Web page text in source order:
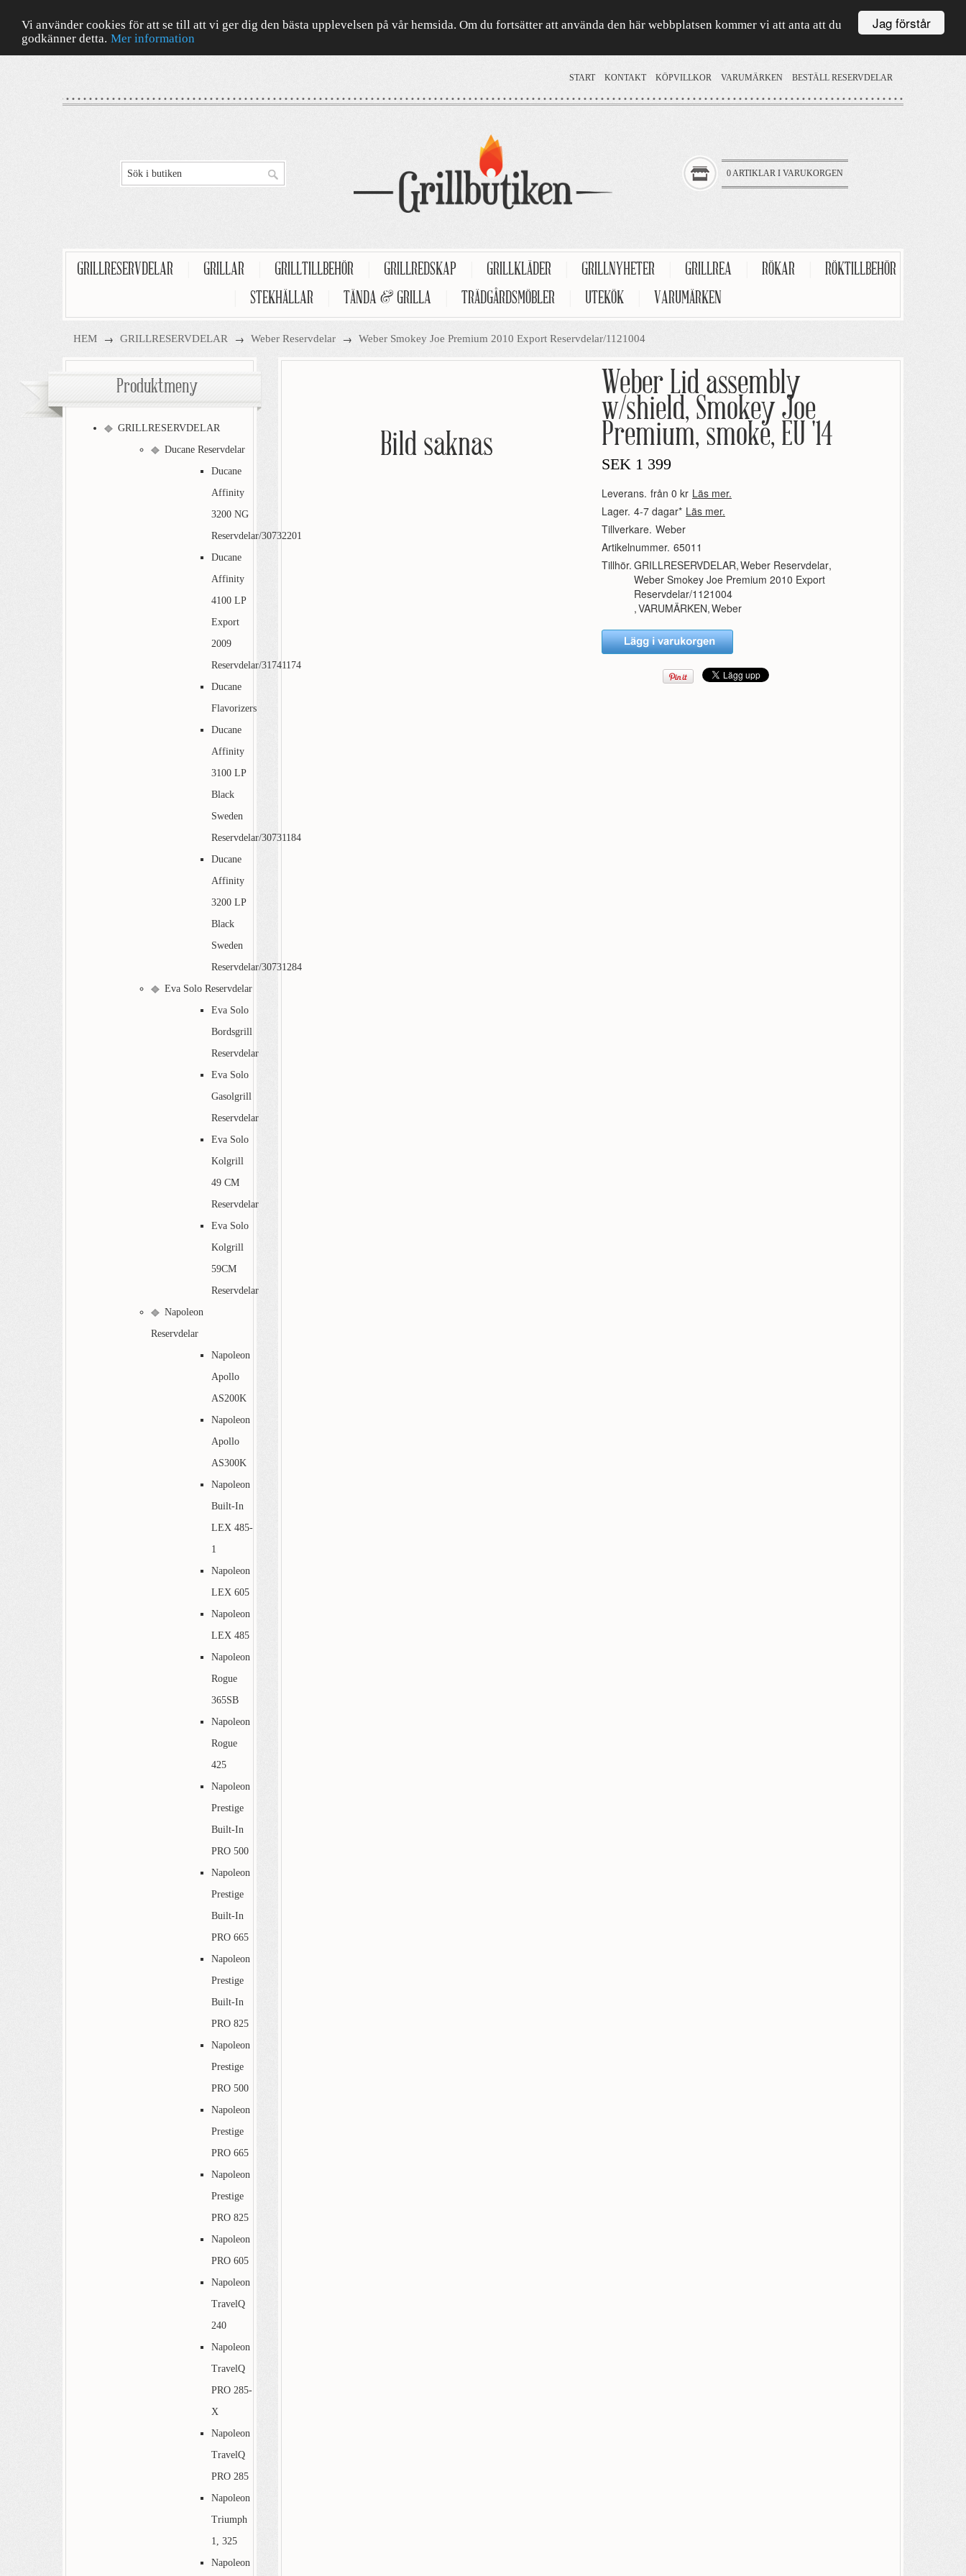
Jag förstår
Vi använder cookies för att se till att vi ger dig den bästa upplevelsen på vår hemsida. Om du fortsätter att använda den här webbplatsen kommer vi att anta att du
godkänner detta. Mer information
START KONTAKT KÖPVILLKOR VARUMÄRKEN BESTÄLL RESERVDELAR
0 ARTIKLAR I VARUKORGEN
GRILLRESERVDELAR GRILLAR GRILLTILLBEHÖR GRILLREDSKAP GRILLKLÄDER GRILLNYHETER GRILLREA RÖKAR
RÖKTILLBEHÖR
STEKHÄLLAR TÄNDA & GRILLA TRÄDGÅRDSMÖBLER UTEKÖK VARUMÄRKEN
HEM → GRILLRESERVDELAR → Weber Reservdelar → Weber Smokey Joe Premium 2010 Export Reservdelar/1121004
Bild saknas
Weber Lid assembly
w/shield, Smokey Joe
Premium, smoke, EU '14
SEK 1 399
Leverans. från 0 kr Läs mer.
Lager. 4-7 dagar* Läs mer.
Tillverkare. Weber
Artikelnummer. 65011
Tillhör. GRILLRESERVDELAR,Weber Reservdelar,
Weber Smokey Joe Premium 2010 Export
Reservdelar/1121004
,VARUMÄRKEN,Weber
Produktmeny
GRILLRESERVDELAR
Ducane Reservdelar
Ducane
Affinity
3200 NG
Reservdelar/30732201
Ducane
Affinity
4100 LP
Export
2009
Reservdelar/31741174
Ducane
Flavorizers
Ducane
Affinity
3100 LP
Black
Sweden
Reservdelar/30731184
Ducane
Affinity
3200 LP
Black
Sweden
Reservdelar/30731284
Eva Solo Reservdelar
Eva Solo
Bordsgrill
Reservdelar
Eva Solo
Gasolgrill
Reservdelar
Eva Solo
Kolgrill
49 CM
Reservdelar
Eva Solo
Kolgrill
59CM
Reservdelar
Napoleon
Reservdelar
Napoleon
Apollo
AS200K
Napoleon
Apollo
AS300K
Napoleon
Built-In
LEX 485-
1
Napoleon
LEX 605
Napoleon
LEX 485
Napoleon
Rogue
365SB
Napoleon
Rogue
425
Napoleon
Prestige
Built-In
PRO 500
Napoleon
Prestige
Built-In
PRO 665
Napoleon
Prestige
Built-In
PRO 825
Napoleon
Prestige
PRO 500
Napoleon
Prestige
PRO 665
Napoleon
Prestige
PRO 825
Napoleon
PRO 605
Napoleon
TravelQ
240
Napoleon
TravelQ
PRO 285-
X
Napoleon
TravelQ
PRO 285
Napoleon
Triumph
1, 325
Napoleon